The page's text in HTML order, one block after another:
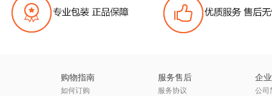
购物指南
如何订购
服务售后
服务协议
企
公司